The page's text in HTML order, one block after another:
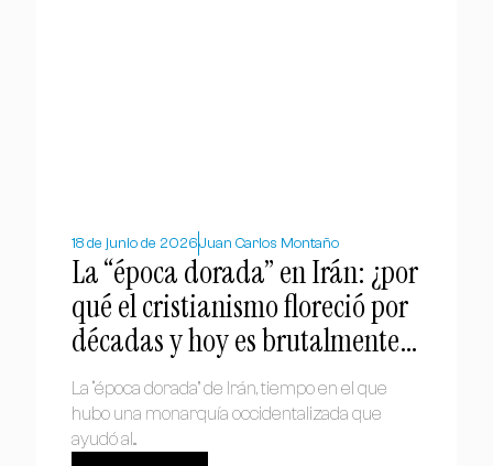
18 de junio de 2026Juan Carlos Montaño
La “época dorada” en Irán: ¿por
qué el cristianismo floreció por
décadas y hoy es brutalmente
perseguido?
La “época dorada” de Irán, tiempo en el que
hubo una monarquía occidentalizada que
ayudó al...